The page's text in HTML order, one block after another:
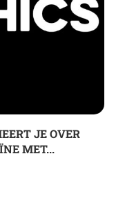
JE OVER
MET...